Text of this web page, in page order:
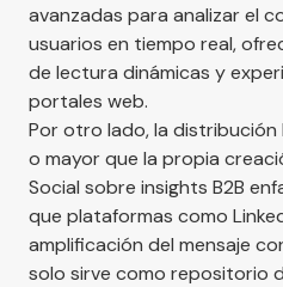
avanzadas para analizar el
usuarios en tiempo real,
de lectura dinámicas y
portales web.
Por otro lado, la
o mayor que la propia
Social sobre insights B2B
que plataformas como
amplificación del mensaje
solo sirve como repositorio